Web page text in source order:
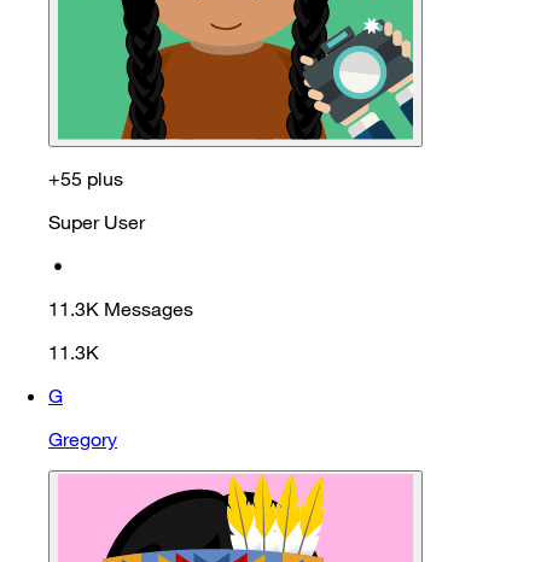
+55 plus
Super User
•
11.3K Messages
11.3K
G
Gregory